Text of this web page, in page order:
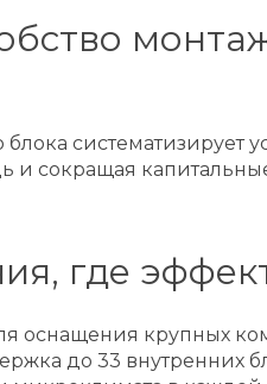
систематизирует
и сокращая
где
оснащения крупных
до 33 внутренних